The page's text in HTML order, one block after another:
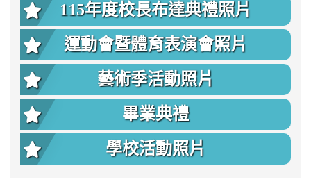
115年度校長布達典禮照片
運動會暨體育表演會照片
藝術季活動照片
畢業典禮
學校活動照片